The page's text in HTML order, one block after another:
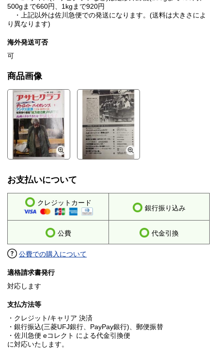
500gまで660円、1kgまで920円
・上記以外は佐川急便での発送になります。(送料は大きさによ
り異なります)
海外発送可否
可
商品画像
お支払いについて
クレジットカード
銀行振り込み
公費 代金引換
公費での購入について
適格請求書発行
対応します
支払方法等
・クレジット/キャリア 決済
・銀行振込(三菱UFJ銀行、PayPay銀行)、郵便振替
・佐川急便 eコレクト による代金引換便
に対応いたします。